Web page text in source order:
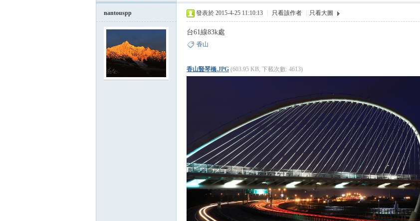
nantouspp 發表於 2015-4-25 11:10:13 只看該作者 只看大圖
台61線83k處
香山
香山豎琴橋.JPG (603.95 KB, 下載次數: 4613)